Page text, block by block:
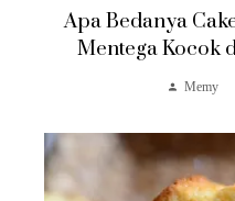
Apa Bedanya
Mentega Kocok
Memy